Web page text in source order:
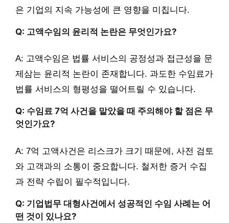
은 기업의 지속 가능성에 큰 영향을 미칩니다.
Q: 고액수임의 윤리적 논란은 무엇인가요?
A: 고액수임은 법률 서비스의 공정성과 접근성을 문
제삼는 윤리적 논란이 존재합니다. 과도한 수임료가
법률 서비스의 형평성을 떨어트릴 수 있습니다.
Q: 수임료 7억 사건을 맡았을 때 주의해야 할 점은 무
엇인가요?
A: 7억 고액사건은 리스크가 크기 때문에, 사전 검토
와 고객과의 소통이 중요합니다. 철저한 증거 수집
과 전략 수립이 필수적입니다.
Q: 기업법무 대형사건에서 성공적인 수임 사례는 어
떤 것이 있나요?